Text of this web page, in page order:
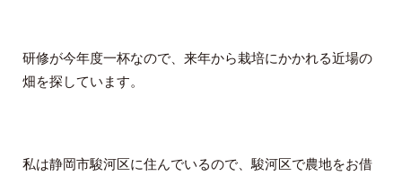
研修が今年度一杯なので、来年から栽培にかかれる近場の
畑を探しています。
私は静岡市駿河区に住んでいるので、駿河区で農地をお借